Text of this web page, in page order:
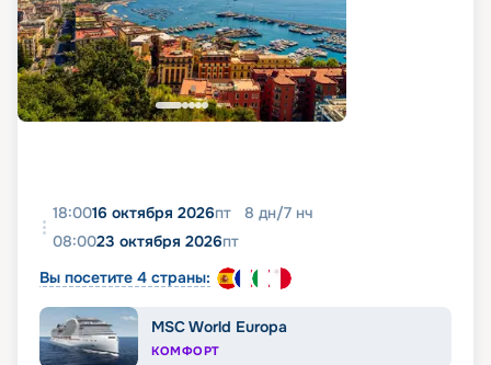
18:0016 октября 2026пт 8 дн/7 нч
08:0023 октября 2026пт
Вы посетите 4 страны:
MSC World Europa
КОМФОРТ